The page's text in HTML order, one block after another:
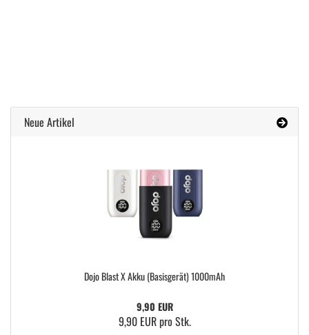
Neue Artikel
Dojo Blast X Akku (Basisgerät) 1000mAh
9,90 EUR
9,90 EUR pro Stk.